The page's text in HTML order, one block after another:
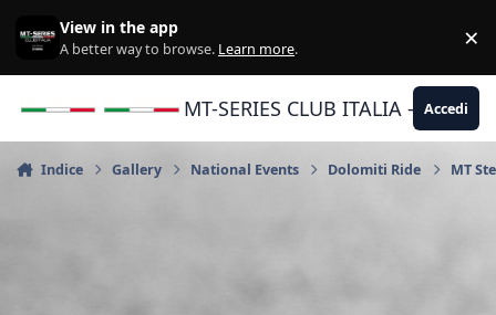
View in the app
A better way to browse. Learn more. ×
MT-SERIES CLUB ITALIA -Accedi
Indice Gallery National Events Dolomiti Ride MT